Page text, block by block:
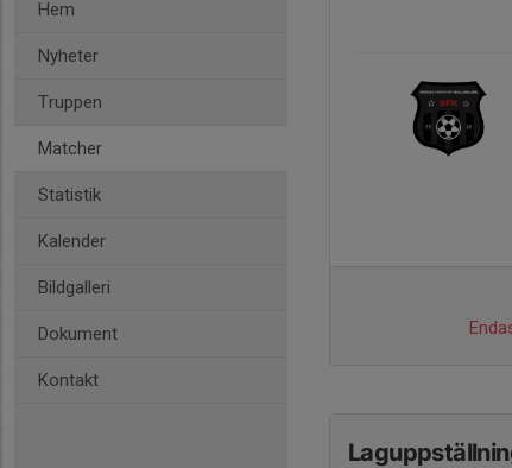
Hem
Nyheter
Truppen
Matcher
Statistik
Kalender
Bildgalleri
Dokument
Kontakt